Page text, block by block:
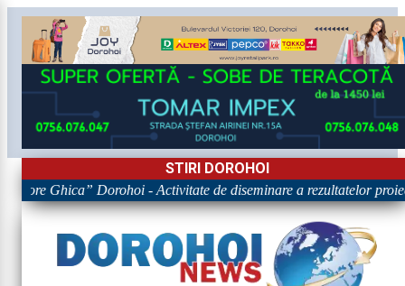
STIRI DOROHOI
Ghica” Dorohoi - Activitate de diseminare a rezultatelor